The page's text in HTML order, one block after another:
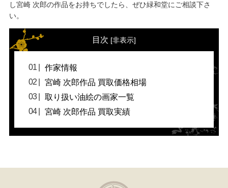
し宮崎 次郎の作品をお持ちでしたら、ぜひ緑和堂にご相談下さ
い。
目次 [非表示]
作家情報
宮崎 次郎作品 買取価格相場
取り扱い油絵の画家一覧
宮崎 次郎作品 買取実績